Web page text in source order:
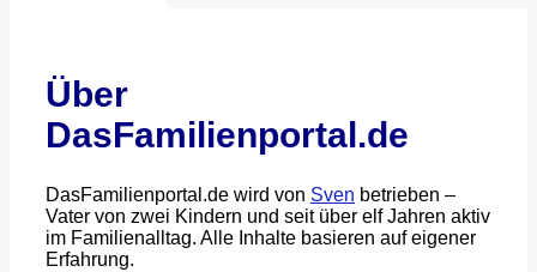
Über
DasFamilienportal.de
DasFamilienportal.de wird von Sven betrieben –
Vater von zwei Kindern und seit über elf Jahren aktiv
im Familienalltag. Alle Inhalte basieren auf eigener
Erfahrung.